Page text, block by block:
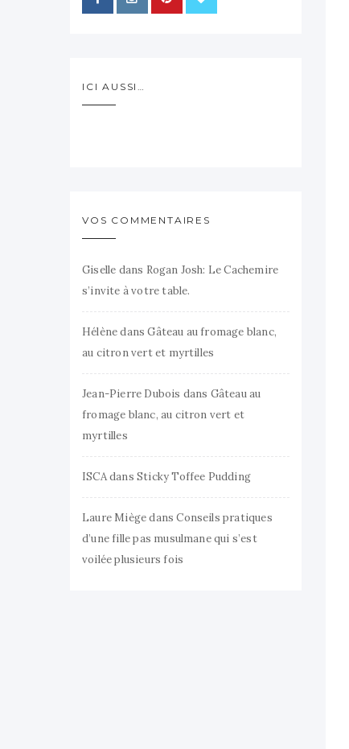
ICI AUSSI…
VOS COMMENTAIRES
Giselle dans Rogan Josh: Le Cachemire
s’invite à votre table.
HélènedansGâteau au fromage blanc,
au citron vert et myrtilles
Jean-Pierre Dubois dans Gâteau au
fromage blanc, au citron vert et
myrtilles
ISCAdans Sticky Toffee Pudding
Laure MiègedansConseils pratiques
d’une fille pas musulmane qui s’est
voilée plusieurs fois